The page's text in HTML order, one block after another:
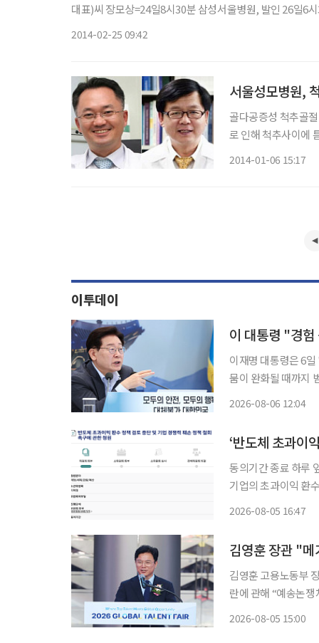
대표)씨 장모상=24일8시30분 삼성서울병원, 발인 26일6
2014-02-25 09:42
서울성모병원,
골다공증성 척추골
로 인해 척추사이에
2014-01-06 15:17
이투데이
이 대통령 "경
이재명 대통령은 6
뭄이 완화될 때까지 범
2026-08-06 12:04
‘반도체 초과이
동의기간 종료 하루
기업의 초과이익 환
2026-08-05 16:47
김영훈 장관 "
김영훈 고용노동부
란에 관해 “예송논
2026-08-05 15:00